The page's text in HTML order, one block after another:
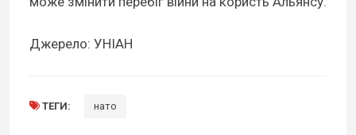
Джерело: УНІАН
ТЕГИ: нато